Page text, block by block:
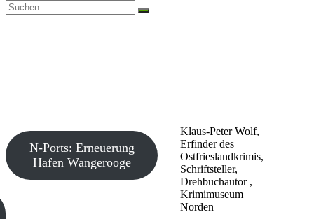
Klaus-Peter Wolf,
Erfinder des
Ostfrieslandkrimis,
Schriftsteller,
Drehbuchautor ,
Krimimuseum
Norden
N-Ports: Erneuerung
Hafen Wangerooge